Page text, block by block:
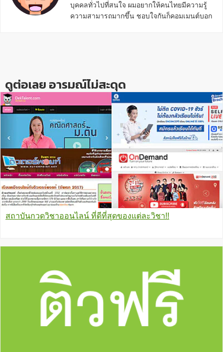
บุคคลทั่วไปที่สนใจ ผมอยากให้คนไทยมีความรู้
ความสามารถมากขึ้น ชอบใจกันก็คอมเมนต์บอก
ดูต่อเลย อารมณ์ไม่สะดุด
สถาบันกวดวิชาออนไลน์ ที่ดีที่สุดของแต่ละวิชา!!